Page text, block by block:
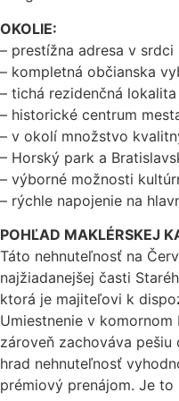
OKOLIE:
– prestížna adresa v srdci
– kompletná občianska
– tichá rezidenčná
– historické centrum
– v okolí množstvo
– Horský park a
– výborné možnosti
– rýchle napojenie na
POHĽAD MAKLÉRSKEJ
Táto nehnuteľnosť na
najžiadanejšej časti
ktorá je majiteľovi k
Umiestnenie v
zároveň zachováva
hrad nehnuteľnosť
prémiový prenájom. Je